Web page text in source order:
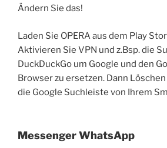
Ändern Sie das!
Laden Sie OPERA aus dem Play
Aktivieren Sie VPN und z.Bsp. die
DuckDuckGo um Google und den
Browser zu ersetzen. Dann
die Google Suchleiste von Ihrem
Messenger WhatsApp